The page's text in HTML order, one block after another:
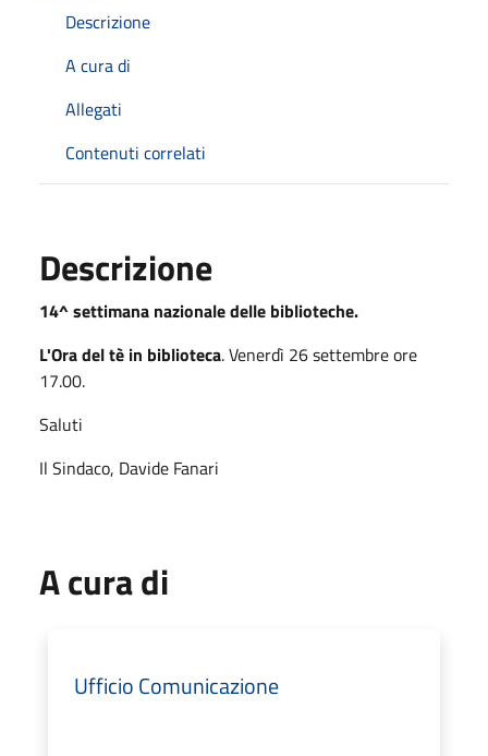
Descrizione
A cura di
Allegati
Contenuti correlati
Descrizione
14^ settimana nazionale delle biblioteche.
L'Ora del tè in biblioteca. Venerdì 26 settembre ore
17.00.
Saluti
Il Sindaco, Davide Fanari
A cura di
Ufficio Comunicazione